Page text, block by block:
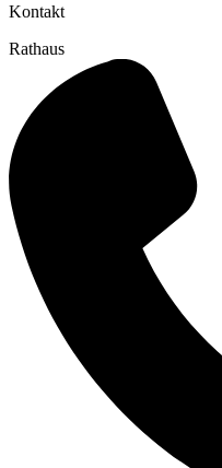
Kontakt
Rathaus